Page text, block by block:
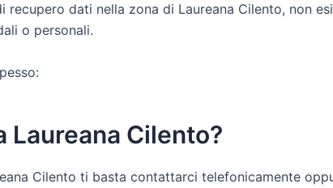
recupero dati nella zona di Laureana Cilento, non
o personali.
Laureana Cilento?
Cilento ti basta contattarci telefonicamente